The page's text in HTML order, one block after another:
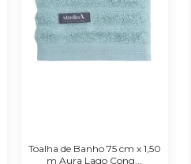
Toalha de Banho 75 cm x 1,50
m Aura Lago Cong...